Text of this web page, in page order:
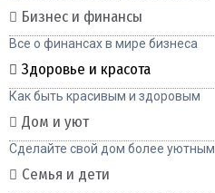
Бизнес и финансы
Все о финансах в мире бизнеса
Здоровье и красота
Как быть красивым и здоровым
Дом и уют
Сделайте свой дом более уютным
Семья и дети